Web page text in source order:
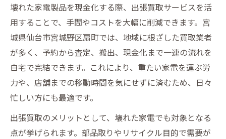
壊れた家電製品を現金化する際、出張買取サービスを活
用することで、手間やコストを大幅に削減できます。宮
城県仙台市宮城野区扇町では、地域に根ざした買取業者
が多く、予約から査定、搬出、現金化まで一連の流れを
自宅で完結できます。これにより、重たい家電を運ぶ労
力や、店舗までの移動時間を気にせずに済むため、日々
忙しい方にも最適です。
出張買取のメリットとして、壊れた家電でも対象となる
点が挙げられます。部品取りやリサイクル目的で需要が